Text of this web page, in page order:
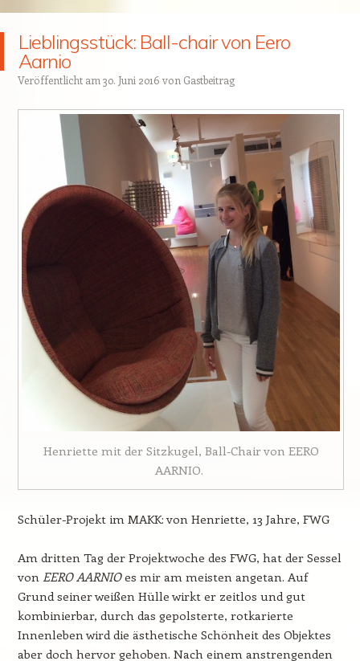
Lieblingsstück: Ball-chair von Eero
Aarnio
Veröffentlicht am 30. Juni 2016 von Gastbeitrag
Henriette mit der Sitzkugel, Ball-Chair von EERO
AARNIO.
Schüler-Projekt im MAKK: von Henriette, 13 Jahre, FWG
Am dritten Tag der Projektwoche des FWG, hat der Sessel
von EERO AARNIOes mir am meisten angetan. Auf
Grund seiner weißen Hülle wirkt er zeitlos und gut
kombinierbar, durch das gepolsterte, rotkarierte
Innenleben wird die ästhetische Schönheit des Objektes
aber doch hervor gehoben. Nach einem anstrengenden